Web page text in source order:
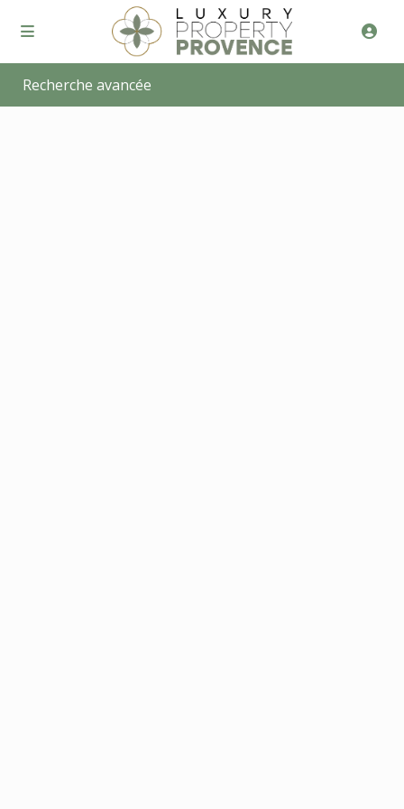
Recherche avancée